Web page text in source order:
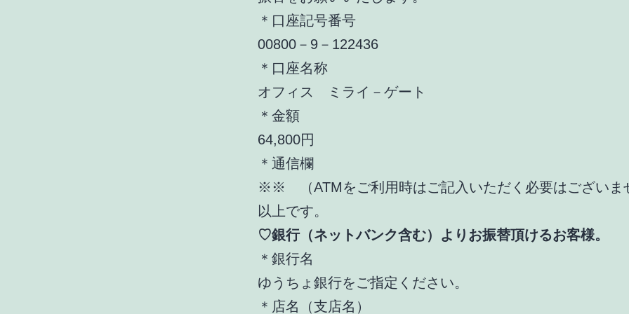
＊口座記号番号
00800－9－122436
＊口座名称
オフィス ミライ－ゲート
＊金額
64,800円
＊通信欄
※※ （ATMをご利用時はご記入いただく必要はございま
以上です。
♡銀行（ネットバンク含む）よりお振替頂けるお客様。
＊銀行名
ゆうちょ銀行をご指定ください。
＊店名（支店名）